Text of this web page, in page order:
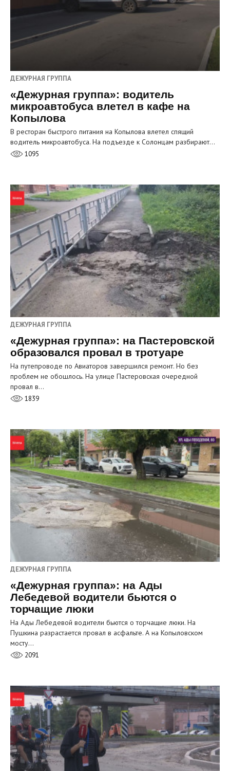
ДЕЖУРНАЯ ГРУППА
«Дежурная группа»: водитель
микроавтобуса влетел в кафе на
Копылова
В ресторан быстрого питания на Копылова влетел спящий
водитель микроавтобуса. На подъезде к Солонцам разбирают…
1095
ДЕЖУРНАЯ ГРУППА
«Дежурная группа»: на Пастеровской
образовался провал в тротуаре
На путепроводе по Авиаторов завершился ремонт. Но без
проблем не обошлось. На улице Пастеровская очередной
провал в…
1839
ДЕЖУРНАЯ ГРУППА
«Дежурная группа»: на Ады
Лебедевой водители бьются о
торчащие люки
На Ады Лебедевой водители бьются о торчащие люки. На
Пушкина разрастается провал в асфальте. А на Копыловском
мосту…
2091